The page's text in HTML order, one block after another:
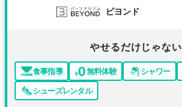
ビヨンド
やせるだけじゃない
食事指導 無料体験 シャワー
シューズレンタル